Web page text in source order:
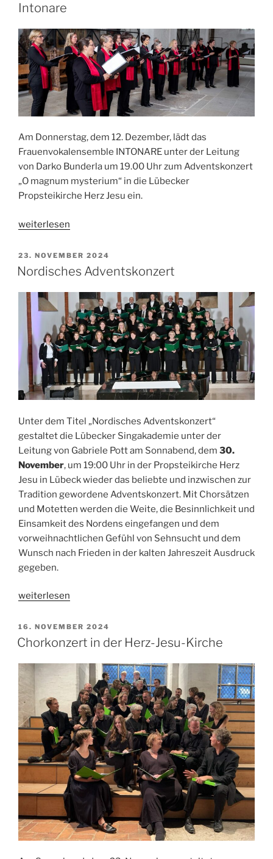
Intonare
Am Donnerstag, dem 12. Dezember, lädt das
Frauenvokalensemble INTONARE unter der Leitung
von Darko Bunderla um 19.00 Uhr zum Adventskonzert
„O magnum mysterium“ in die Lübecker
Propsteikirche Herz Jesu ein.
„Adventskonzert
dem
Ensemble
weiterlesen
VERÖFFENTLICHT
AM
23. NOVEMBER 2024
Nordisches Adventskonzert
Unter dem Titel „Nordisches Adventskonzert“
gestaltet die Lübecker Singakademie unter der
Leitung von Gabriele Pott am Sonnabend, dem 30.
November, um 19:00 Uhr in der Propsteikirche Herz
Jesu in Lübeck wieder das beliebte und inzwischen zur
Tradition gewordene Adventskonzert. Mit Chorsätzen
und Motetten werden die Weite, die Besinnlichkeit und
Einsamkeit des Nordens eingefangen und dem
vorweihnachtlichen Gefühl von Sehnsucht und dem
Wunsch nach Frieden in der kalten Jahreszeit Ausdruck
gegeben.
„Nordisches
weiterlesen
VERÖFFENTLICHT
AM
16. NOVEMBER 2024
Chorkonzert in der Herz-Jesu-Kirche